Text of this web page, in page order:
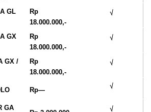
GL
Rp
18.000.000,-
√
GX
Rp
18.000.000,-
√
GX /
Rp
18.000.000,-
√
Rp— √
GA
√